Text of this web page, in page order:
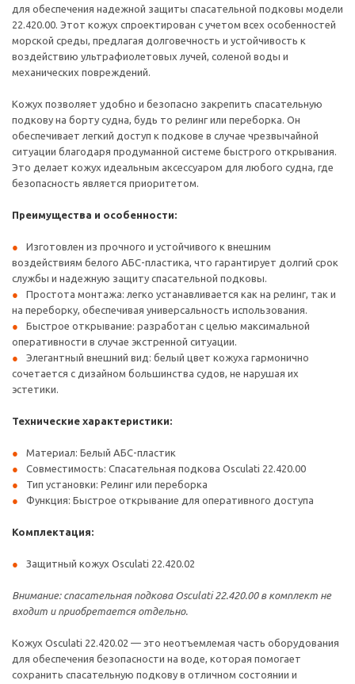
для обеспечения надежной защиты спасательной подковы модели
22.420.00. Этот кожух спроектирован с учетом всех особенностей
морской среды, предлагая долговечность и устойчивость к
воздействию ультрафиолетовых лучей, соленой воды и
механических повреждений.
Кожух позволяет удобно и безопасно закрепить спасательную
подкову на борту судна, будь то релинг или переборка. Он
обеспечивает легкий доступ к подкове в случае чрезвычайной
ситуации благодаря продуманной системе быстрого открывания.
Это делает кожух идеальным аксессуаром для любого судна, где
безопасность является приоритетом.
Преимущества и особенности:
Изготовлен из прочного и устойчивого к внешним
воздействиям белого АБС-пластика, что гарантирует долгий срок
службы и надежную защиту спасательной подковы.
Простота монтажа: легко устанавливается как на релинг, так и
на переборку, обеспечивая универсальность использования.
Быстрое открывание: разработан с целью максимальной
оперативности в случае экстренной ситуации.
Элегантный внешний вид: белый цвет кожуха гармонично
сочетается с дизайном большинства судов, не нарушая их
эстетики.
Технические характеристики:
Материал: Белый АБС-пластик
Совместимость: Спасательная подкова Osculati 22.420.00
Тип установки: Релинг или переборка
Функция: Быстрое открывание для оперативного доступа
Комплектация:
Защитный кожух Osculati 22.420.02
Внимание: спасательная подкова Osculati 22.420.00 в комплект не
входит и приобретается отдельно.
Кожух Osculati 22.420.02 — это неотъемлемая часть оборудования
для обеспечения безопасности на воде, которая помогает
сохранить спасательную подкову в отличном состоянии и